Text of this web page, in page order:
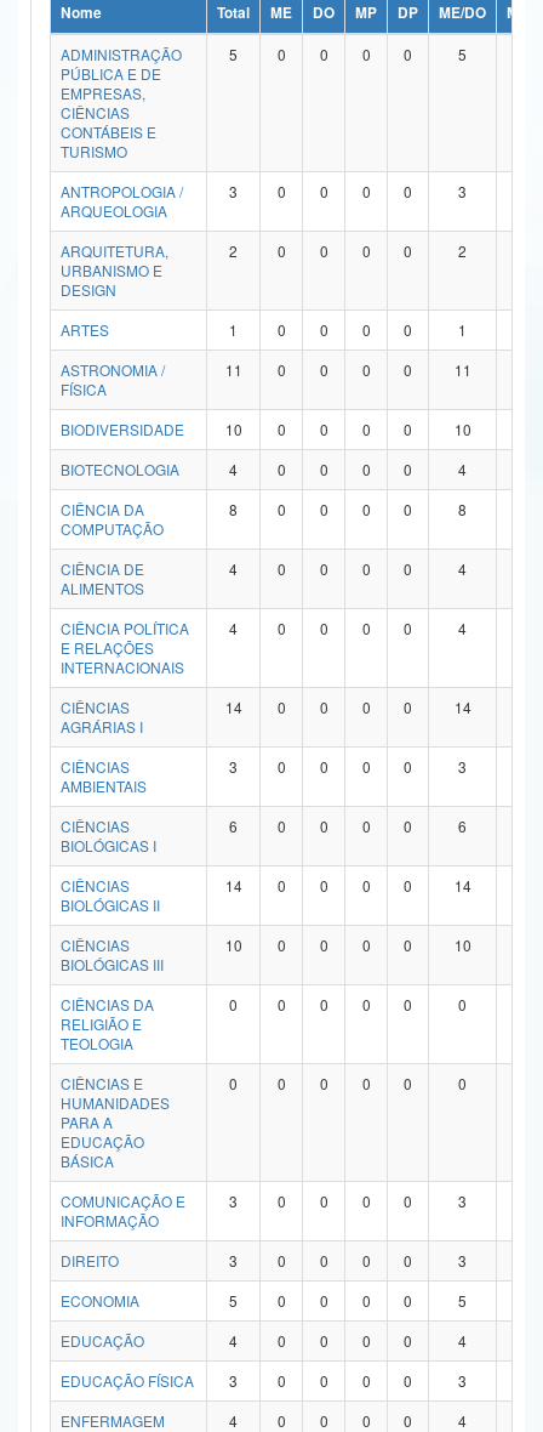
Ministério da Ciência, Tecnologia, Inovações e Comunicações
Ministério do Meio Ambiente
Ministério do Turismo
Ministério do Desenvolvimento Regional
Controladoria-Geral da União
Ministério da Mulher, da Família e dos Direitos Humanos
Secretaria de Governo
Advocacia-Geral da União
Banco Central do Brasil
Nome Total ME DO MP DP ME/DO
MP/
ADMINISTRAÇÃO
PÚBLICA E DE
EMPRESAS,
CIÊNCIAS
CONTÁBEIS E
TURISMO
5 0 0 0 0 5
ANTROPOLOGIA /
ARQUEOLOGIA
3 0 0 0 0 3
ARQUITETURA,
URBANISMO E
DESIGN
2 0 0 0 0 2
ARTES 1 0 0 0 0 1
ASTRONOMIA /
FÍSICA
11 0 0 0 0 11
BIODIVERSIDADE 10 0 0 0 0 10
BIOTECNOLOGIA
4 0 0 0 0 4
CIÊNCIA DA
COMPUTAÇÃO
8 0 0 0 0 8
CIÊNCIA DE
ALIMENTOS
4 0 0 0 0 4
CIÊNCIA POLÍTICA
E RELAÇÕES
INTERNACIONAIS
4 0 0 0 0 4
CIÊNCIAS
AGRÁRIAS I
14 0 0 0 0 14
CIÊNCIAS
AMBIENTAIS
3 0 0 0 0 3
CIÊNCIAS
BIOLÓGICAS I
6 0 0 0 0 6
CIÊNCIAS
BIOLÓGICAS II
14 0 0 0 0 14
CIÊNCIAS
BIOLÓGICAS III
10 0 0 0 0 10
CIÊNCIAS DA
RELIGIÃO E
TEOLOGIA
0 0 0 0 0 0
CIÊNCIAS E
HUMANIDADES
PARA A
EDUCAÇÃO
BÁSICA
0 0 0 0 0 0
COMUNICAÇÃO E
INFORMAÇÃO
3 0 0 0 0 3
DIREITO 3 0 0 0 0 3
ECONOMIA
5 0 0 0 0 5
EDUCAÇÃO
4 0 0 0 0 4
EDUCAÇÃO FÍSICA
3 0 0 0 0 3
ENFERMAGEM
4 0 0 0 0 4